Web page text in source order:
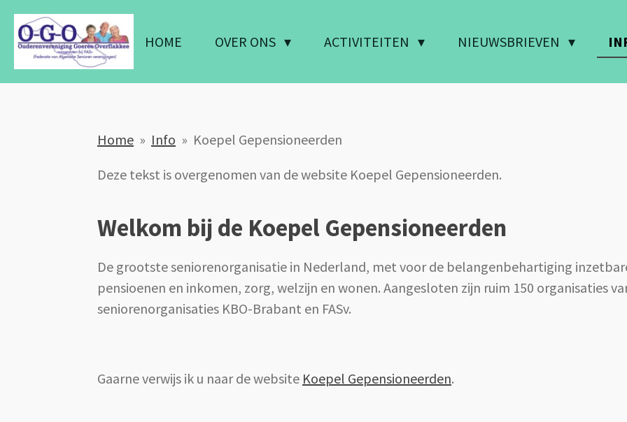
Ga
direct
naar
de
HOME OVER ONS ACTIVITEITEN NIEUWSBRIEVEN
Home » Info » Koepel Gepensioneerden
Deze tekst is overgenomen van de website Koepel Gepensioneerden.
Welkom bij de Koepel Gepensioneerden
De grootste seniorenorganisatie in Nederland, met voor de belangenbehartiging
pensioenen en inkomen, zorg, welzijn en wonen. Aangesloten zijn ruim 150 organisaties
seniorenorganisaties KBO-Brabant en FASv.
Gaarne verwijs ik u naar de website Koepel Gepensioneerden.